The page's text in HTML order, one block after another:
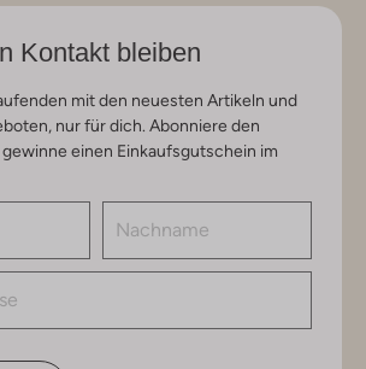
Kontakt bleiben
mit den neuesten Artikeln und
nur für dich. Abonniere den
einen Einkaufsgutschein im